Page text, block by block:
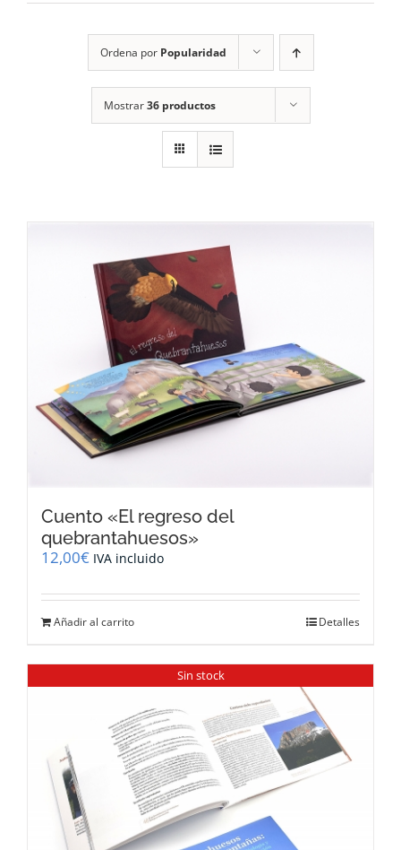
Ordena por Popularidad
Mostrar36 productos
Cuento «El regreso del
quebrantahuesos»
12,00€ IVA incluido
Añadir al carrito Detalles
Sin stock